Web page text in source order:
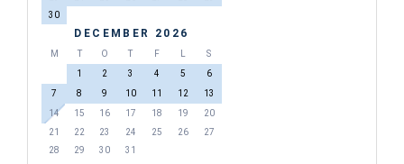
30
DECEMBER 2026
M T O T F
S
1
2 3 4 5
6
7
8 9 10 11 12
13
14
15 16 17 18 19
20
21
22 23 24 25 26
27
28
29 30 31